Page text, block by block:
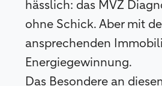
hässlich: das MVZ
ohne Schick. Aber mit
ansprechenden
Energiegewinnung.
Das Besondere an